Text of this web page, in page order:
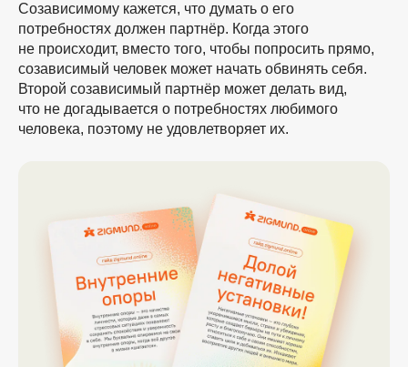
Созависимому кажется, что думать о его
потребностях должен партнёр. Когда этого
не происходит, вместо того, чтобы попросить прямо,
созависимый человек может начать обвинять себя.
Второй созависимый партнёр может делать вид,
что не догадывается о потребностях любимого
человека, поэтому не удовлетворяет их.